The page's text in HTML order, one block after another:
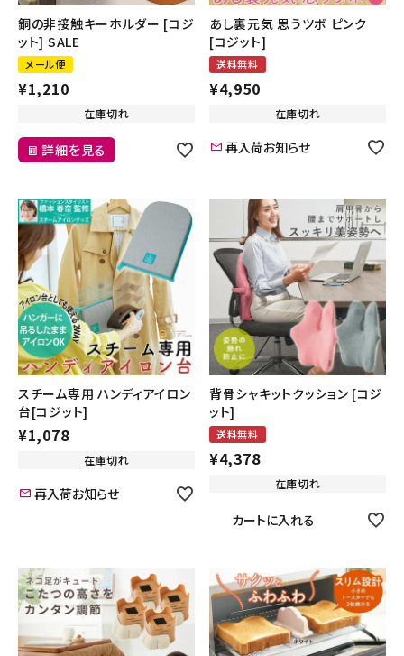
銅の非接触キーホルダー [コジ
ット] SALE
メール便
¥1,210
在庫切れ
詳細を見る
あし裏元気 思うツボ ピンク
[コジット]
送料無料
¥4,950
在庫切れ
再入荷お知らせ
スチーム専用 ハンディアイロン
台[コジット]
¥1,078
在庫切れ
再入荷お知らせ
背骨シャキットクッション [コジ
ット]
送料無料
¥4,378
在庫切れ
カートに入れる